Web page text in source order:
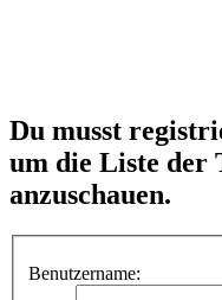
Du musst
um die Liste der
anzuschauen.
Benutzername: